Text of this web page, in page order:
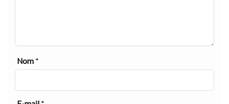
Nom *